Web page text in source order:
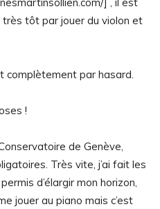
tôt par jouer du violon et
complètement par hasard.
!
de Genève,
Très vite, j’ai fait les
d’élargir mon horizon,
jouer au piano mais c’est